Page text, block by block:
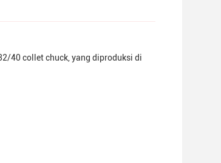
40 collet chuck, yang diproduksi di